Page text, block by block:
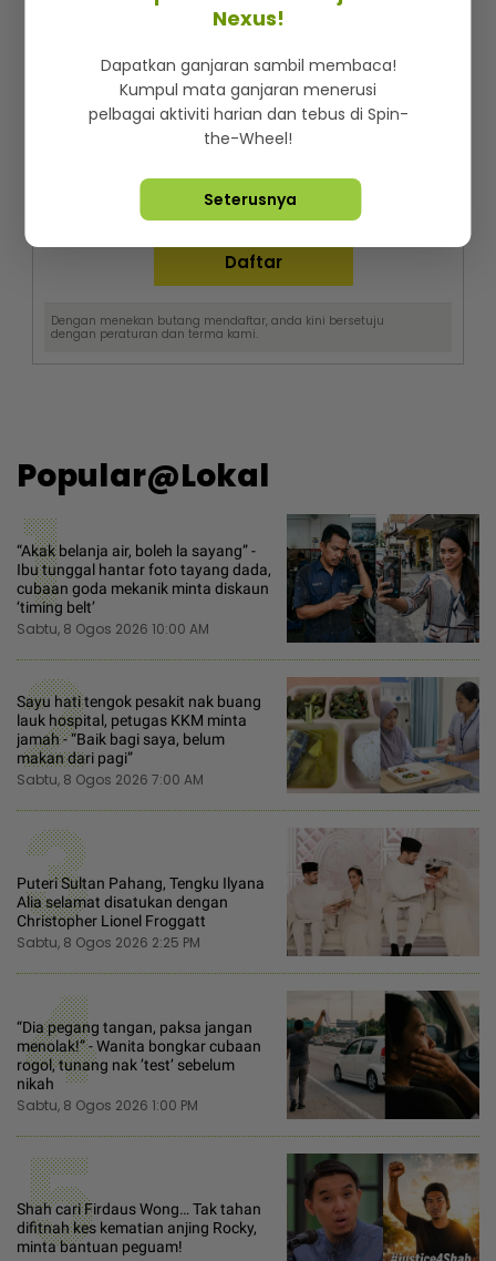
Nak cari cerita best dan trending setiap hari?
Langgan berita mStar! Percuma je!
Dengan menekan butang mendaftar, anda kini bersetuju
dengan peraturan dan terma kami.
Popular@Lokal
1
“Akak belanja air, boleh la sayang” -
Ibu tunggal hantar foto tayang dada,
cubaan goda mekanik minta diskaun
‘timing belt’
Sabtu, 8 Ogos 2026 10:00 AM
2
Sayu hati tengok pesakit nak buang
lauk hospital, petugas KKM minta
jamah - “Baik bagi saya, belum
makan dari pagi”
Sabtu, 8 Ogos 2026 7:00 AM
3
Puteri Sultan Pahang, Tengku Ilyana
Alia selamat disatukan dengan
Christopher Lionel Froggatt
Sabtu, 8 Ogos 2026 2:25 PM
4
“Dia pegang tangan, paksa jangan
menolak!” - Wanita bongkar cubaan
rogol, tunang nak ’test’ sebelum
nikah
Sabtu, 8 Ogos 2026 1:00 PM
5
Shah cari Firdaus Wong… Tak tahan
difitnah kes kematian anjing Rocky,
minta bantuan peguam!
Nexus!
Dapatkan ganjaran sambil membaca!
Kumpul mata ganjaran menerusi
pelbagai aktiviti harian dan tebus di Spin-
the-Wheel!
Seterusnya